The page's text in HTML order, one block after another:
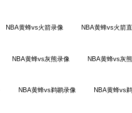
NBA黄蜂vs火箭录像 NBA黄蜂vs火箭
NBA黄蜂vs灰熊录像 NBA黄蜂vs灰
NBA黄蜂vs鹈鹕录像 NBA黄蜂vs